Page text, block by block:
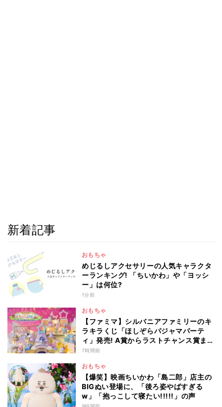
新着記事
おもちゃ
めじるしアクセサリーの人気キャラクタ
ーランキング! 「ちいかわ」や「ヨッシ
ー」は何位?
1分前
おもちゃ
【ファミマ】シルバニアファミリーのキ
ラキラくじ「ほしぞらパジャマパーテ
ィ」発売! A賞からラストチャンス賞まで
を一覧で紹介
7時間前
おもちゃ
【爆笑】映画ちいかわ「島二郎」店主の
BIGぬい登場に、「後ろ姿やばすぎる
w」「抱っこして寝たい!!!!!」の声